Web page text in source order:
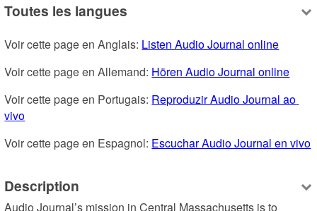
Toutes les langues
Voir cette page en Anglais: Listen Audio Journal online
Voir cette page en Allemand: Hören Audio Journal online
Voir cette page en Portugais: Reproduzir Audio Journal ao
vivo
Voir cette page en Espagnol: Escuchar Audio Journal en vivo
Description
Audio Journal’s mission in Central Massachusetts is to